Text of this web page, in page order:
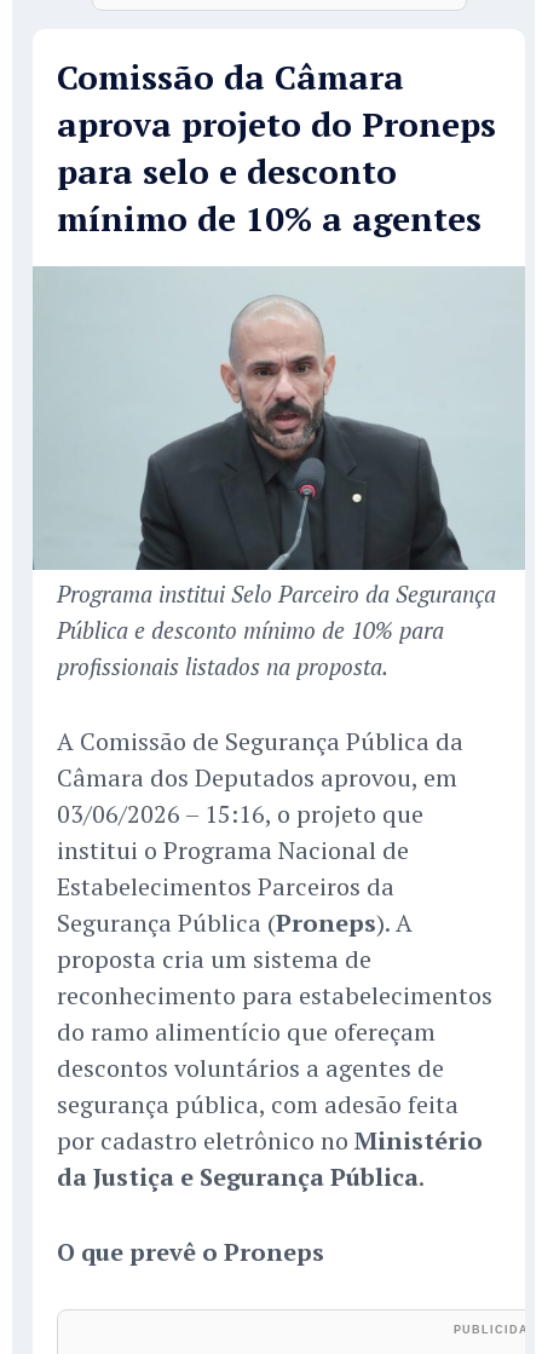
Comissão da Câmara
aprova projeto do Proneps
para selo e desconto
mínimo de 10% a agentes
Programa institui Selo Parceiro da Segurança
Pública e desconto mínimo de 10% para
profissionais listados na proposta.
A Comissão de Segurança Pública da
Câmara dos Deputados aprovou, em
03/06/2026 – 15:16, o projeto que
institui o Programa Nacional de
Estabelecimentos Parceiros da
Segurança Pública (Proneps). A
proposta cria um sistema de
reconhecimento para estabelecimentos
do ramo alimentício que ofereçam
descontos voluntários a agentes de
segurança pública, com adesão feita
por cadastro eletrônico no Ministério
da Justiça e Segurança Pública.
O que prevê o Proneps